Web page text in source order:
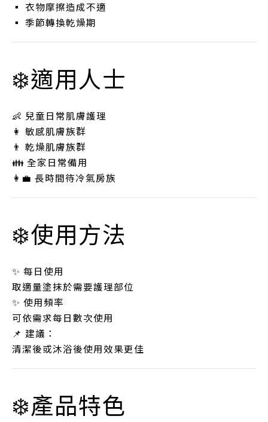
▪ 衣物摩擦造成不適
▪ 季節轉換乾燥期
❄️適用人士
👶 兒童日常肌膚護理
👩 敏感肌膚族群
👨 乾燥肌膚族群
👪 全家日常備用
👩‍💼 長時間待冷氣房族
❄️使用方法
✨ 每日使用
取適量塗抹於需要護理部位
✨ 使用頻率
可依需求每日數次使用
📌 建議：
清潔後或沐浴後使用效果更佳
❄️產品特色